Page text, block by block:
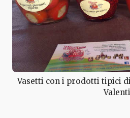
Vasetti con i prodotti tipici